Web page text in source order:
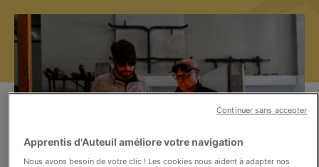
Nos projets
Informations
Actualités
Apprentis d'Auteuil améliore votre navigation
Nous avons besoin de votre clic ! Les cookies nous aident à adapter nos
Continuer sans accepter